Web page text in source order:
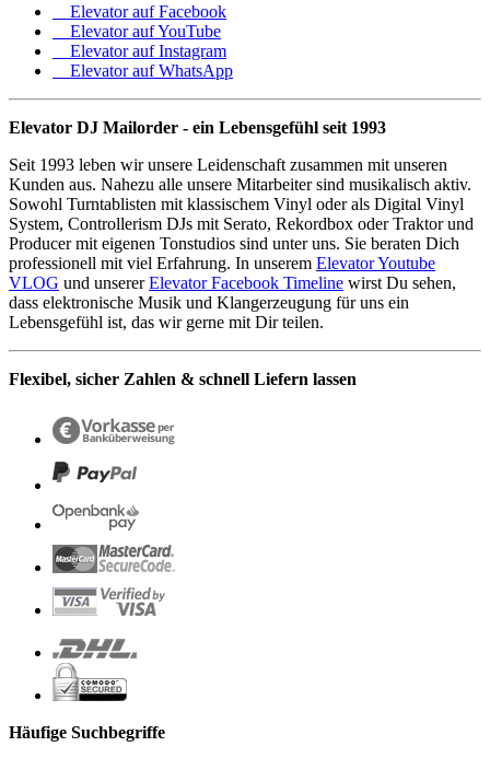
Elevator auf Facebook
Elevator auf YouTube
Elevator auf Instagram
Elevator auf WhatsApp
Elevator DJ Mailorder - ein Lebensgefühl seit 1993
Seit 1993 leben wir unsere Leidenschaft zusammen mit unseren
Kunden aus. Nahezu alle unsere Mitarbeiter sind musikalisch aktiv.
Sowohl Turntablisten mit klassischem Vinyl oder als Digital Vinyl
System, Controllerism DJs mit Serato, Rekordbox oder Traktor und
Producer mit eigenen Tonstudios sind unter uns. Sie beraten Dich
professionell mit viel Erfahrung. In unserem Elevator Youtube
VLOG und unsererElevator Facebook Timeline wirst Du sehen,
dass elektronische Musik und Klangerzeugung für uns ein
Lebensgefühl ist, das wir gerne mit Dir teilen.
Flexibel, sicher Zahlen & schnell Liefern lassen
Häufige Suchbegriffe